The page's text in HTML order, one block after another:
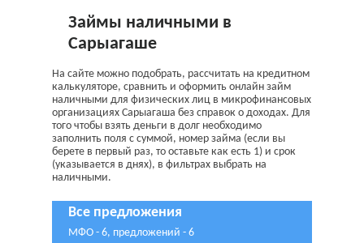
Займы наличными в
Сарыагаше
На сайте можно подобрать, рассчитать на кредитном
калькуляторе, сравнить и оформить онлайн займ
наличными для физических лиц в микрофинансовых
организациях Сарыагаша без справок о доходах. Для
того чтобы взять деньги в долг необходимо
заполнить поля с суммой, номер займа (если вы
берете в первый раз, то оставьте как есть 1) и срок
(указывается в днях), в фильтрах выбрать на
наличными.
Все предложения
МФО - 6, предложений - 6